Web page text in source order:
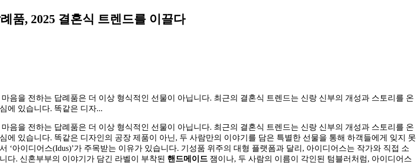
품, 2025 결혼식 트렌드를 이끌다
음을 전하는 답례품은 더 이상 형식적인 선물이 아닙니다. 최근의 결혼식 트렌드는 신랑 신부의 개성과 스토리를 온
에 있습니다. 똑같은 디자...
음을 전하는 답례품은 더 이상 형식적인 선물이 아닙니다. 최근의 결혼식 트렌드는 신랑 신부의 개성과 스토리를 온
있습니다. 똑같은 디자인의 공장 제품이 아닌, 두 사람만의 이야기를 담은 특별한 선물을 통해 하객들에게 잊지 못
아이디어스(Idus)’가 주목받는 이유가 있습니다. 기성품 위주의 대형 플랫폼과 달리, 아이디어스는 작가와 직접 소
다. 신혼부부의 이야기가 담긴 라벨이 부착된 핸드메이드 잼이나, 두 사람의 이름이 각인된 텀블러처럼, 아이디어스